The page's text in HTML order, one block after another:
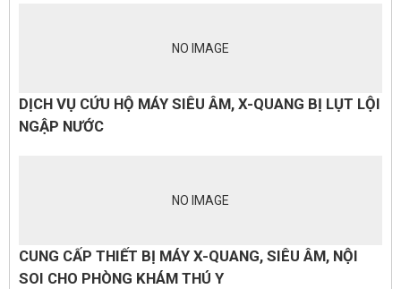
NO IMAGE
DỊCH VỤ CỨU HỘ MÁY SIÊU ÂM, X-QUANG BỊ LỤT LỘI
NGẬP NƯỚC
NO IMAGE
CUNG CẤP THIẾT BỊ MÁY X-QUANG, SIÊU ÂM, NỘI
SOI CHO PHÒNG KHÁM THÚ Y